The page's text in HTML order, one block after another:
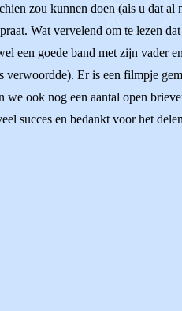
zou kunnen doen (als u dat
Wat vervelend om te lezen
een goede band met zijn vader
verwoordde). Er is een filmpje
ook nog een aantal open
succes en bedankt voor het